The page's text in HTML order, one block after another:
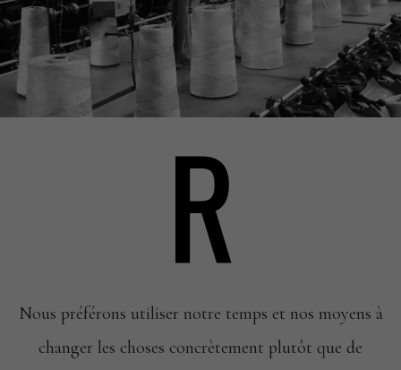
R
Nous préférons utiliser notre temps et nos moyens à
changer les choses concrètement plutôt que de